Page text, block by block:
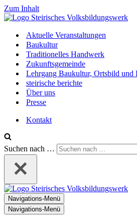
Zum Inhalt
Aktuelle Veranstaltungen
Baukultur
Traditionelles Handwerk
Zukunftsgemeinde
Lehrgang Baukultur, Ortsbild und
steirische berichte
Über uns
Presse
Kontakt
Suchen nach …
Navigations-Menü
Navigations-Menü